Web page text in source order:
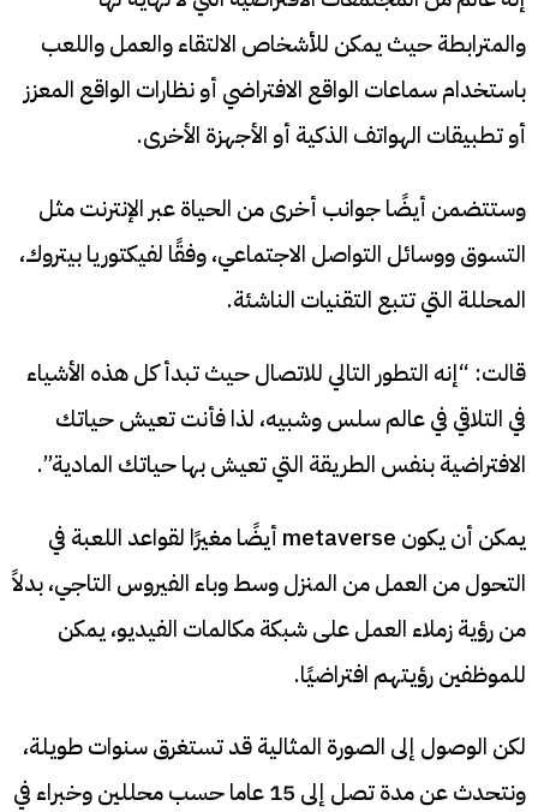
والمترابطة حيث يمكن للأشخاص الالتقاء والعمل واللعب
باستخدام سماعات الواقع الافتراضي أو نظارات الواقع المعزز
أو تطبيقات الهواتف الذكية أو الأجهزة الأخرى.
وستتضمن أيضًا جوانب أخرى من الحياة عبر الإنترنت مثل
التسوق ووسائل التواصل الاجتماعي، وفقًا لفيكتوريا بيتروك،
المحللة التي تتبع التقنيات الناشئة.
قالت: “إنه التطور التالي للاتصال حيث تبدأ كل هذه الأشياء
في التلاقي في عالم سلس وشبيه، لذا فأنت تعيش حياتك
الافتراضية بنفس الطريقة التي تعيش بها حياتك المادية”.
يمكن أن يكون metaverse أيضًا مغيرًا لقواعد اللعبة في
التحول من العمل من المنزل وسط وباء الفيروس التاجي، بدلاً
من رؤية زملاء العمل على شبكة مكالمات الفيديو، يمكن
للموظفين رؤيتهم افتراضيًا.
لكن الوصول إلى الصورة المثالية قد تستغرق سنوات طويلة،
ونتحدث عن مدة تصل إلى 15 عاما حسب محللين وخبراء في